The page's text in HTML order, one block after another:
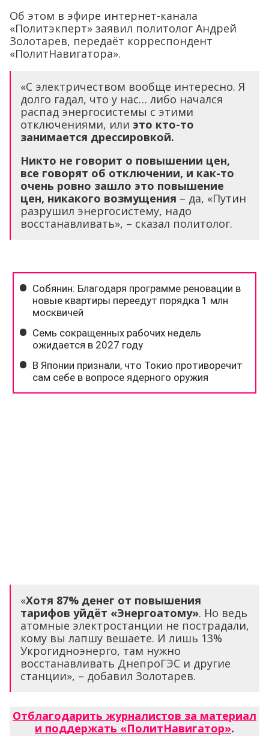
Об этом в эфире интернет-канала
«Политэкперт» заявил политолог Андрей
Золотарев, передаёт корреспондент
«ПолитНавигатора».
«С электричеством вообще интересно. Я
долго гадал, что у нас… либо начался
распад энергосистемы с этими
отключениями, или это кто-то
занимается дрессировкой.
Никто не говорит о повышении цен,
все говорят об отключении, и как-то
очень ровно зашло это повышение
цен, никакого возмущения – да, «Путин
разрушил энергосистему, надо
восстанавливать», – сказал политолог.
«Хотя 87% денег от повышения
тарифов уйдёт «Энергоатому». Но ведь
атомные электростанции не пострадали,
кому вы лапшу вешаете. И лишь 13%
Укрогидноэнерго, там нужно
восстанавливать ДнепроГЭС и другие
станции», – добавил Золотарев.
Отблагодарить журналистов за материал
и поддержать «ПолитНавигатор».